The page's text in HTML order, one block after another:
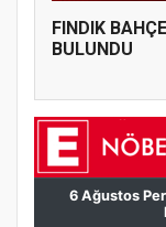
FINDIK
BULUNDU